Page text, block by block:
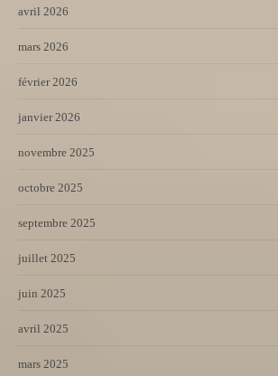
avril 2026
mars 2026
février 2026
janvier 2026
novembre 2025
octobre 2025
septembre 2025
juillet 2025
juin 2025
avril 2025
mars 2025